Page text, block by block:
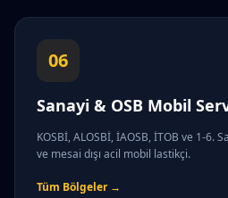
06
Sanayi & OSB Mobil
KOSBİ, ALOSBİ, İAOSB, İTOB ve 1-6.
ve mesai dışı acil mobil lastikçi.
Tüm Bölgeler →